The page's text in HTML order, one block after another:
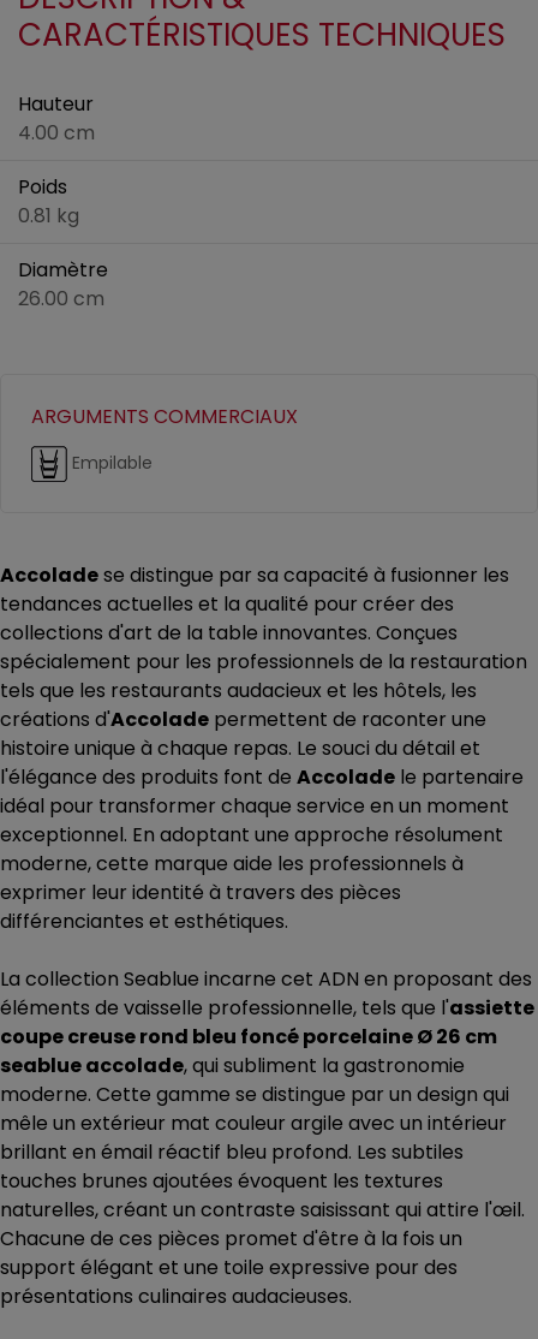
CARACTÉRISTIQUES TECHNIQUES
Hauteur
4.00 cm
Poids
0.81 kg
Diamètre
26.00 cm
ARGUMENTS COMMERCIAUX
Empilable
Accoladese distingue par sa capacité à fusionner les
tendances actuelles et la qualité pour créer des
collections d'art de la table innovantes. Conçues
spécialement pour les professionnels de la restauration
tels que les restaurants audacieux et les hôtels, les
créations d'Accolade permettent de raconter une
histoire unique à chaque repas. Le souci du détail et
l'élégance des produits font de Accolade le partenaire
idéal pour transformer chaque service en un moment
exceptionnel. En adoptant une approche résolument
moderne, cette marque aide les professionnels à
exprimer leur identité à travers des pièces
différenciantes et esthétiques.
La collection Seablue incarne cet ADN en proposant des
éléments de vaisselle professionnelle, tels que l'assiette
coupe creuse rond bleu foncé porcelaine Ø 26 cm
seablue accolade, qui subliment la gastronomie
moderne. Cette gamme se distingue par un design qui
mêle un extérieur mat couleur argile avec un intérieur
brillant en émail réactif bleu profond. Les subtiles
touches brunes ajoutées évoquent les textures
naturelles, créant un contraste saisissant qui attire l'œil.
Chacune de ces pièces promet d'être à la fois un
support élégant et une toile expressive pour des
présentations culinaires audacieuses.